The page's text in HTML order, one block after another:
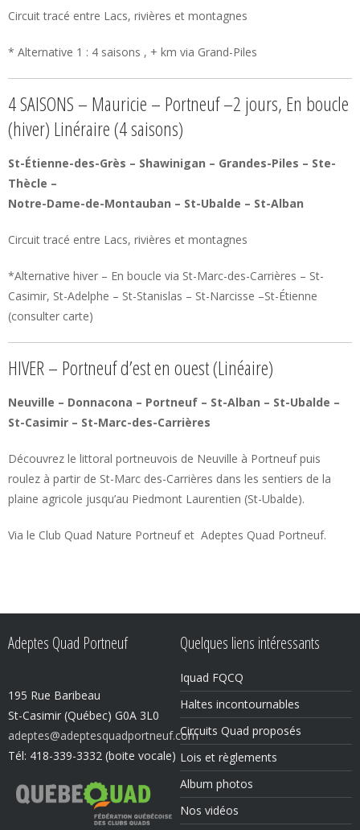
Circuit tracé entre Lacs, rivières et montagnes
* Alternative 1 : 4 saisons , + km via Grand-Piles
4 SAISONS – Mauricie – Portneuf –2 jours, En boucle
(hiver) Linéraire (4 saisons)
St-Étienne-des-Grès – Shawinigan – Grandes-Piles – Ste-
Thècle –
Notre-Dame-de-Montauban – St-Ubalde – St-Alban
Circuit tracé entre Lacs, rivières et montagnes
*Alternative hiver – En boucle via St-Marc-des-Carrières – St-
Casimir, St-Adelphe – St-Stanislas – St-Narcisse –St-Étienne
(consulter carte)
HIVER – Portneuf d’est en ouest (Linéaire)
Neuville – Donnacona – Portneuf – St-Alban – St-Ubalde –
St-Casimir – St-Marc-des-Carrières
Découvrez le littoral portneuvois de Neuville à Portneuf puis
roulez à partir de St-Marc des-Carrières dans les sentiers de la
plaine agricole jusqu’au Piedmont Laurentien (St-Ubalde).
Via le Club Quad Nature Portneuf et Adeptes Quad Portneuf.
Adeptes Quad Portneuf
195 Rue Baribeau
St-Casimir (Québec) G0A 3L0
adeptes@adeptesquadportneuf.com
Tél: 418-339-3332 (boite vocale)
Quelques liens intéressants
Iquad FQCQ
Haltes incontournables
Circuits Quad proposés
Lois et règlements
Album photos
Nos vidéos